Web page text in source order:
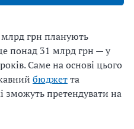
млрд грн планують
понад 31 млрд грн — у
Саме на основі цього
бюджетта
зможуть претендувати на